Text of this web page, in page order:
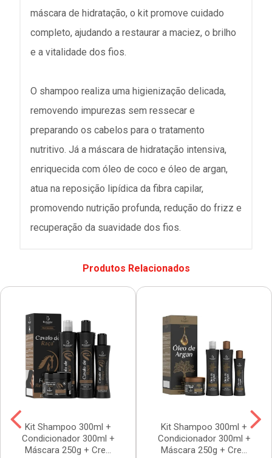
máscara de hidratação, o kit promove cuidado
completo, ajudando a restaurar a maciez, o brilho
e a vitalidade dos fios.
O shampoo realiza uma higienização delicada,
removendo impurezas sem ressecar e
preparando os cabelos para o tratamento
nutritivo. Já a máscara de hidratação intensiva,
enriquecida com óleo de coco e óleo de argan,
atua na reposição lipídica da fibra capilar,
promovendo nutrição profunda, redução do frizz e
recuperação da suavidade dos fios.
Produtos Relacionados
Kit Shampoo 300ml +
Condicionador 300ml +
Máscara 250g + Cre...
Kit Shampoo 300ml +
Condicionador 300ml +
Máscara 250g + Cre...